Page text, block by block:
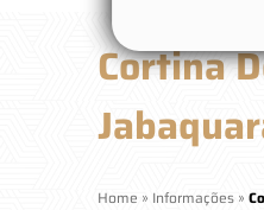
Cortina
Home » Informações »